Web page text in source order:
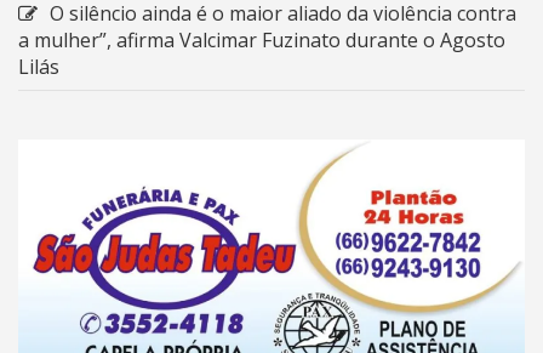
O silêncio ainda é o maior aliado da violência contra
a mulher”, afirma Valcimar Fuzinato durante o Agosto
Lilás